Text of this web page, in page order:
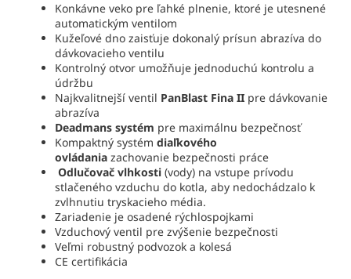
Konkávne veko pre ľahké plnenie, ktoré je utesnené
automatickým ventilom
Kužeľové dno zaisťuje dokonalý prísun abrazíva do
dávkovacieho ventilu
Kontrolný otvor umožňuje jednoduchú kontrolu a
údržbu
Najkvalitnejší ventil PanBlast Fina II pre dávkovanie
abrazíva
Deadmans systém pre maximálnu bezpečnosť
Kompaktný systém diaľkového
ovládania zachovanie bezpečnosti práce
Odlučovač vlhkosti (vody) na vstupe prívodu
stlačeného vzduchu do kotla, aby nedochádzalo k
zvlhnutiu tryskacieho média.
Zariadenie je osadené rýchlospojkami
Vzduchový ventil pre zvýšenie bezpečnosti
Veľmi robustný podvozok a kolesá
CE certifikácia